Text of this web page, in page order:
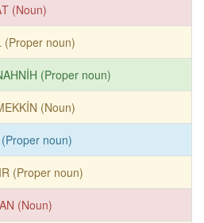
(Noun)
(Proper noun)
(Proper noun)
(Noun)
(Proper noun)
(Proper noun)
(Noun)